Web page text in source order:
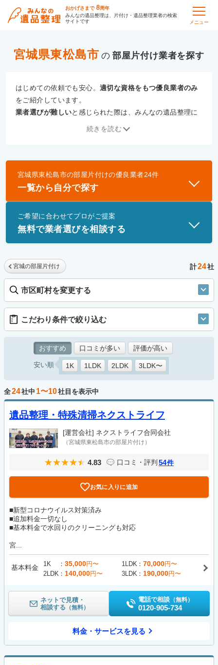
おかげさまで 8周年
みんなの遺品整理は、片付け・遺品整理業者の検索
サイトです
メニュー
宮城県東松島市 の 部屋片付け
はじめての依頼でも安心。適切な資格をもつ優良業者のみ
をご紹介しています。
業者選びが難しいと感じられた際は、みんなの遺品整理に
優良業者とは
一般財団法人遺品整理認定協会、および一般社団法
士」資格を持つ事業者のみ掲載しています。
続きを読む
宮城県東松島市の部屋片付けの優良業者24件
一覧から自分で探す
ご希望に合わせてプロがご提案
無料で業者選びを相談する
宮城の部屋片付け 計24社
市区町村を変更する
こだわり条件で絞り込む
おすすめ 口コミが多い 評価が高い
安い順 1K 1LDK 2LDK 3LDK〜
全24社中 1〜10社目を表示中
遺品整理・特殊清掃ネクストライフ
[運営会社] ネクストライフ合同会社
（宮城県東松島市の部屋片付け）
4.83 口コミ・評判 54件
お気に入りに追加
■新型コロナウイルス対策済み
■追加料金一切なし
■基本料金で水回りのクリーニングも対応
宮...
基本料金 1K 35,000円〜 1LDK 70,000円〜
2LDK
140,000円〜 3LDK 190,000円〜
ネットで見積・
相談する （無料）
電話で相談 （無料）
0120-905-734
料金・サービスを見る